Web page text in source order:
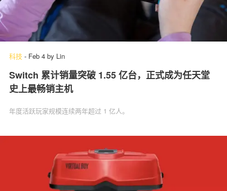
科技 - Feb 4 by Lin
Switch 累计销量突破 1.55 亿台，正式成为任天堂
史上最畅销主机
年度活跃玩家规模连续两年超过 1 亿人。